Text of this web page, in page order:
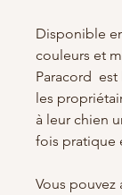
Disponible
couleurs et
Paracord
les
à leur chien
fois pratique
Vous pouvez